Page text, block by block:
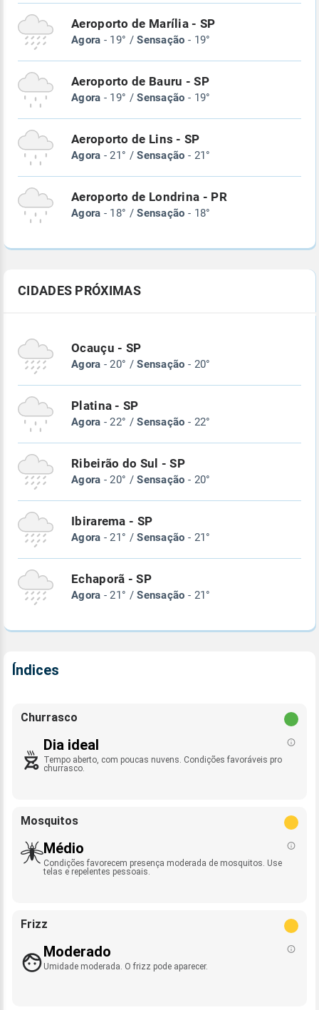
Aeroporto de Marília - SP
Agora - 19° /Sensação - 19°
Aeroporto de Bauru - SP
Agora - 19° /Sensação - 19°
Aeroporto de Lins - SP
Agora - 21° /Sensação - 21°
Aeroporto de Londrina - PR
Agora - 18° /Sensação - 18°
CIDADES PRÓXIMAS
Ocauçu - SP
Agora - 20° /Sensação - 20°
Platina - SP
Agora - 22° /Sensação - 22°
Ribeirão do Sul - SP
Agora - 20° /Sensação - 20°
Ibirarema - SP
Agora - 21° /Sensação - 21°
Echaporã - SP
Agora - 21° /Sensação - 21°
Índices
Churrasco
Dia ideal
Tempo aberto, com poucas nuvens. Condições favoráveis pro
churrasco.
Mosquitos
Médio
Condições favorecem presença moderada de mosquitos. Use
telas e repelentes pessoais.
Frizz
Moderado
Umidade moderada. O frizz pode aparecer.